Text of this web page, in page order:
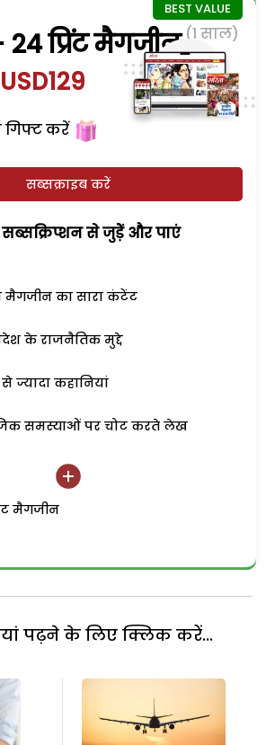
24 प्रिंट मैगजीन (1 साल)
USD129
गिफ्ट करें
सब्सक्राइब करें
सब्सक्रिप्शन से जुड़ेें और पाएं
मैगजीन का सारा कंटेंट
के राजनैतिक मुद्दे
से ज्यादा कहानियां
समस्याओं पर चोट करते लेख
मैगजीन
पढ़ने के लिए क्लिक करें...